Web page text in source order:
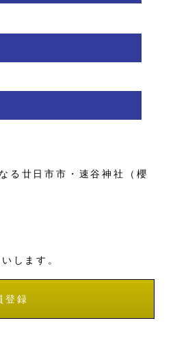
る廿日市市・速谷神社（櫻
します。
登録